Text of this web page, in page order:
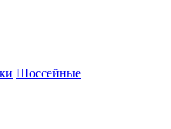
Шоссейные